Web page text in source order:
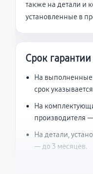
также на детали и
установленные в
Срок гарантии
На выполненные
срок
На
производителя
На детали,
— до 3 месяцев.